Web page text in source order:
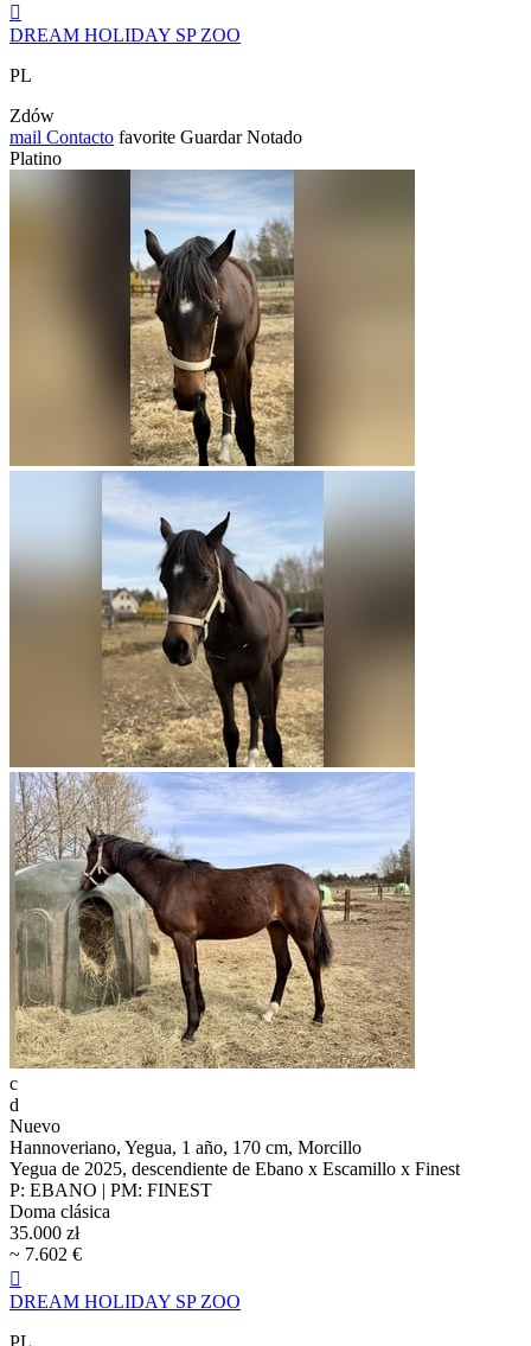

DREAM HOLIDAY SP ZOO
PL
Zdów
mail Contacto favorite Guardar Notado
Platino
c
d
Nuevo
Hannoveriano, Yegua, 1 año, 170 cm, Morcillo
Yegua de 2025, descendiente de Ebano x Escamillo x Finest
P: EBANO | PM: FINEST
Doma clásica
35.000 zł
~ 7.602 €

DREAM HOLIDAY SP ZOO